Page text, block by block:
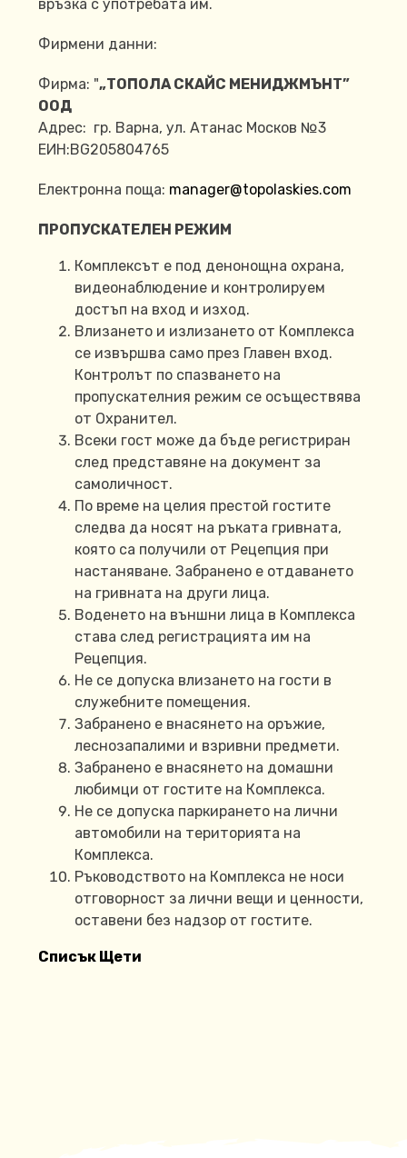
връзка с употребата им.
Фирмени данни:
Фирма: "„ТОПОЛА СКАЙС МЕНИДЖМЪНТ”
ООД
Адрес: гр. Варна, ул. Атанас Москов №3
ЕИН:BG205804765
Електронна поща: manager@topolaskies.com
ПРОПУСКАТЕЛЕН РЕЖИМ
Комплексът е под денонощна охрана,
видеонаблюдение и контролируем
достъп на вход и изход.
Влизането и излизането от Комплекса
се извършва само през Главен вход.
Контролът по спазването на
пропускателния режим се осъществява
от Охранител.
Всеки гост може да бъде регистриран
след представяне на документ за
самоличност.
По време на целия престой гостите
следва да носят на ръката гривната,
която са получили от Рецепция при
настаняване. Забранено е отдаването
на гривната на други лица.
Воденето на външни лица в Комплекса
става след регистрацията им на
Рецепция.
Не се допуска влизането на гости в
служебните помещения.
Забранено е внасянето на оръжие,
леснозапалими и взривни предмети.
Забранено е внасянето на домашни
любимци от гостите на Комплекса.
Не се допуска паркирането на лични
автомобили на територията на
Комплекса.
Ръководството на Комплекса не носи
отговорност за лични вещи и ценности,
оставени без надзор от гостите.
Списък Щети